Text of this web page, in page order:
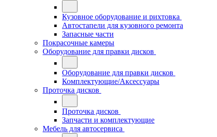
Кузовное оборудование и рихтовка
Автостапели для кузовного ремонта
Запасные части
Покрасочные камеры
Оборудование для правки дисков
Оборудование для правки дисков
Комплектующие/Аксессуары
Проточка дисков
Проточка дисков
Запчасти и комплектующие
Мебель для автосервиса